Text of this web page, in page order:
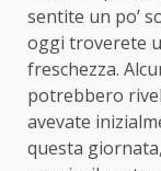
sentite un po’
oggi troverete
freschezza.
potrebbero
avevate
questa